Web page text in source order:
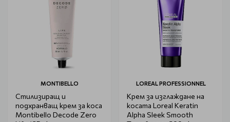
MONTIBELLO
Стилизиращ и
подхранващ крем за коса
Montibello Decode Zero
LOREAL PROFESSIONNEL
Крем за изглаждане на
косата Loreal Keratin
Alpha Sleek Smooth